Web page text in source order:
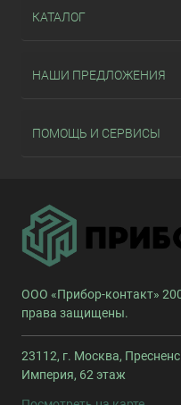
КАТАЛОГ
НАШИ ПРЕДЛОЖЕНИЯ
ПОМОЩЬ И СЕРВИСЫ
ООО «Прибор-контакт»
права защищены.
23112, г. Москва,
Империя, 62 этаж